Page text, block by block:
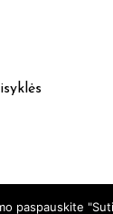
paspauskite